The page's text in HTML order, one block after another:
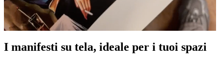
Pause
I manifesti su tela, ideale per i tuoi spazi